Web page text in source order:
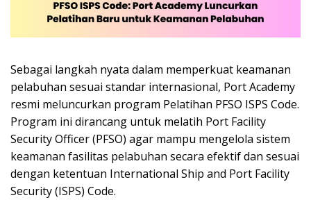
Sebagai langkah nyata dalam memperkuat keamanan
pelabuhan sesuai standar internasional, Port Academy
resmi meluncurkan program Pelatihan PFSO ISPS Code.
Program ini dirancang untuk melatih Port Facility
Security Officer (PFSO) agar mampu mengelola sistem
keamanan fasilitas pelabuhan secara efektif dan sesuai
dengan ketentuan International Ship and Port Facility
Security (ISPS) Code.